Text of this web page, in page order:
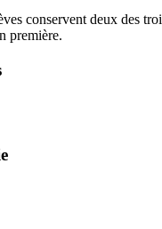
conservent deux des
première.